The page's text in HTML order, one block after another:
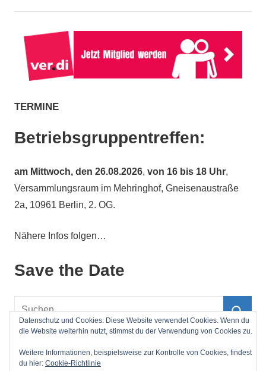
TERMINE
Betriebsgruppentreffen:
am Mittwoch, den 26.08.2026, von 16 bis 18 Uhr,
Versammlungsraum im Mehringhof, Gneisenaustraße
2a, 10961 Berlin, 2. OG.
Nähere Infos folgen…
Save the Date
Suchen
nach:
Impressum
Datenschutz und Cookies: Diese Website verwendet Cookies. Wenn du
die Website weiterhin nutzt, stimmst du der Verwendung von Cookies zu.
Weitere Informationen, beispielsweise zur Kontrolle von Cookies, findest
du hier: Cookie-Richtlinie